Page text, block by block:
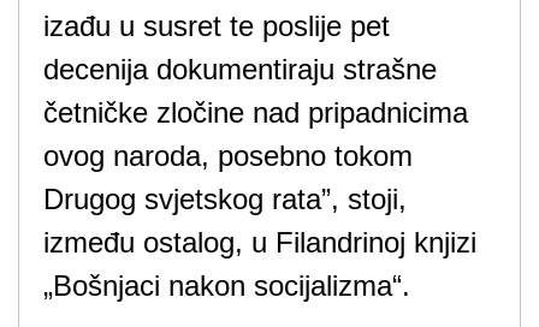
izađu u susret te poslije pet
decenija dokumentiraju strašne
četničke zločine nad pripadnicima
ovog naroda, posebno tokom
Drugog svjetskog rata”, stoji,
između ostalog, u Filandrinoj knjizi
„Bošnjaci nakon socijalizma“.